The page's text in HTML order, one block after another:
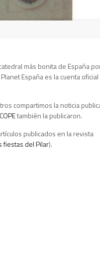
más bonita de España
España es la cuenta
compartimos la noticia
COPEtambién la publicaron.
publicados en la revista
fiestas del Pilar).